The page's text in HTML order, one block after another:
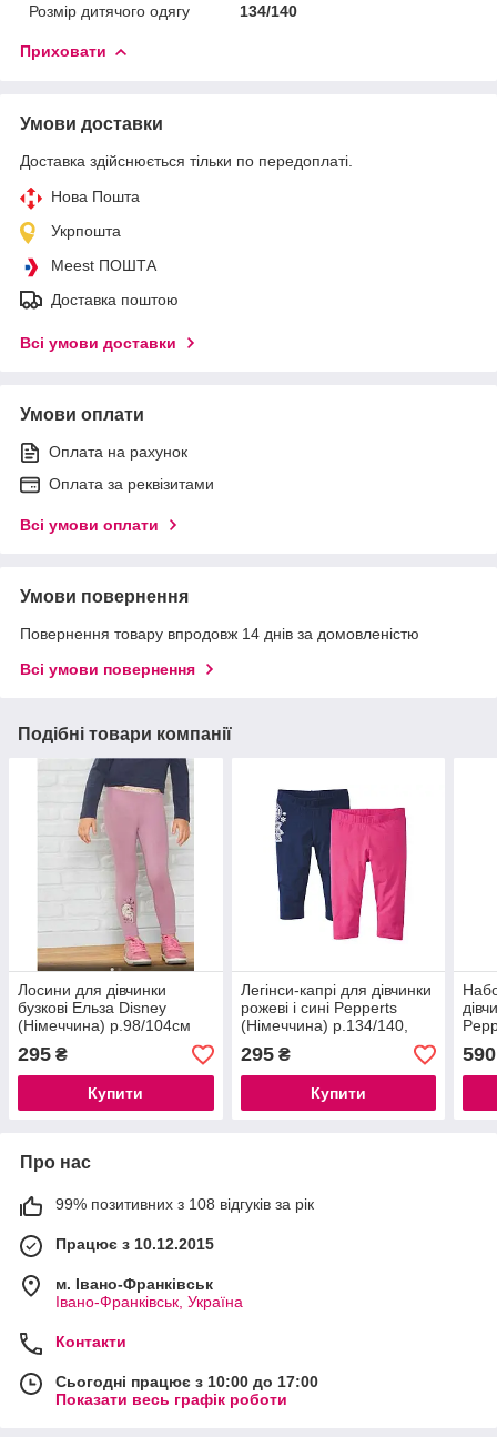
Розмір дитячого одягу
134/140
Приховати
Умови доставки
Доставка здійснюється тільки по передоплаті.
Нова Пошта
Укрпошта
Meest ПОШТА
Доставка поштою
Всі умови доставки
Умови оплати
Оплата на рахунок
Оплата за реквізитами
Всі умови оплати
Умови повернення
Повернення товару впродовж 14 днів за домовленістю
Всі умови повернення
Подібні товари компанії
Лосини для дівчинки
бузкові Ельза Disney
(Німеччина) р.98/104см
295 ₴
Купити
Легінси-капрі для дівчинки
рожеві і сині Pepperts
(Німеччина) р.134/140,
146/152см
295₴
Купити
590
Про нас
99% позитивних з 108 відгуків за рік
Працює з 10.12.2015
м. Івано-Франківськ
Івано-Франківськ, Україна
Контакти
Сьогодні працює з 10:00 до 17:00
Показати весь графік роботи